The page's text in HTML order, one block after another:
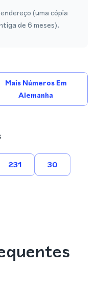
(uma cópia
de 6 meses).
Mais Números Em
Alemanha
231 30